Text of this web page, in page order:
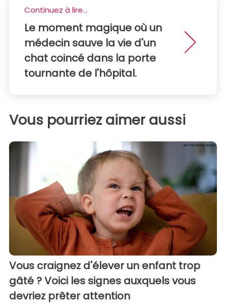
Continuez à lire...
Le moment magique où un
médecin sauve la vie d'un
chat coincé dans la porte
tournante de l'hôpital.
Vous pourriez aimer aussi
Vous craignez d'élever un enfant trop
gâté ? Voici les signes auxquels vous
devriez prêter attention